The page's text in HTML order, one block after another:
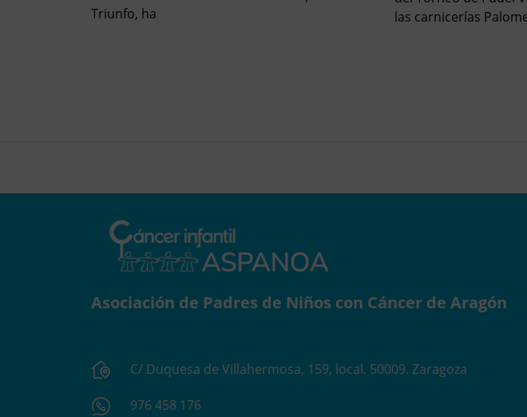
Triunfo, ha
las carnicerías
Asociación de Padres de Niños con Cáncer de Aragón
C/ Duquesa de Villahermosa, 159, local. 50009. Zaragoza
976 458 176